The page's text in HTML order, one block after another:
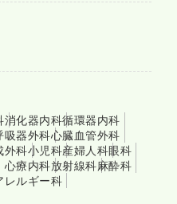
消化器内科循環器内科
吸器外科心臓血管外科
外科小児科産婦人科眼科
心療内科放射線科麻酔科
レルギー科